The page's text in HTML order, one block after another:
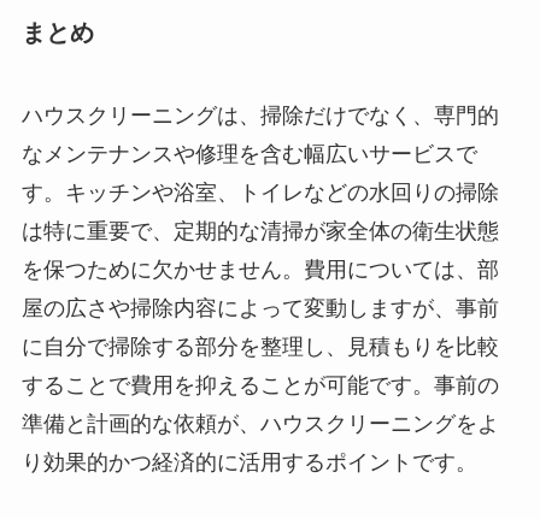
まとめ
ハウスクリーニングは、掃除だけでなく、専門的
なメンテナンスや修理を含む幅広いサービスで
す。キッチンや浴室、トイレなどの水回りの掃除
は特に重要で、定期的な清掃が家全体の衛生状態
を保つために欠かせません。費用については、部
屋の広さや掃除内容によって変動しますが、事前
に自分で掃除する部分を整理し、見積もりを比較
することで費用を抑えることが可能です。事前の
準備と計画的な依頼が、ハウスクリーニングをよ
り効果的かつ経済的に活用するポイントです。